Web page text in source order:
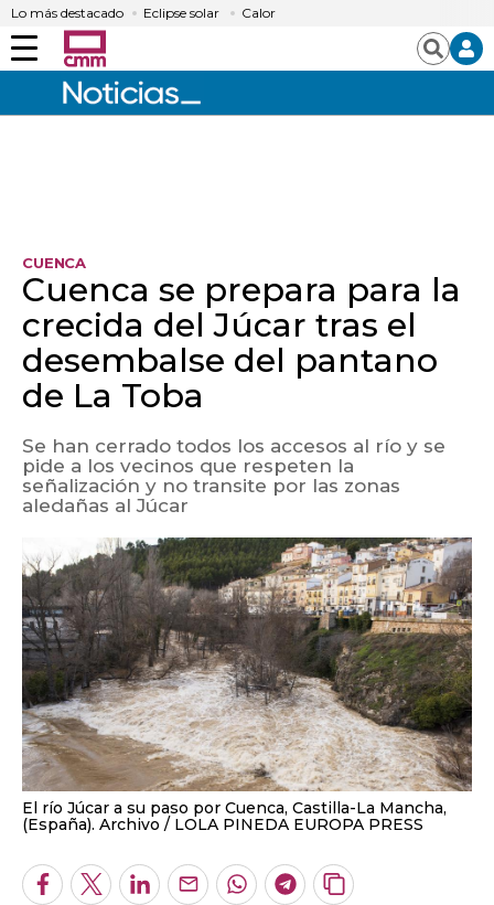
Lo más destacado Eclipse solar Calor
Menú Buscar
CUENCA
Cuenca se prepara para la
crecida del Júcar tras el
desembalse del pantano
de La Toba
Se han cerrado todos los accesos al río y se
pide a los vecinos que respeten la
señalización y no transite por las zonas
aledañas al Júcar
El río Júcar a su paso por Cuenca, Castilla-La Mancha,
(España). Archivo
LOLA PINEDA EUROPA PRESS
Facebook
TwitterLinkedInEnviarWhatsapp
Telegram
Copiar